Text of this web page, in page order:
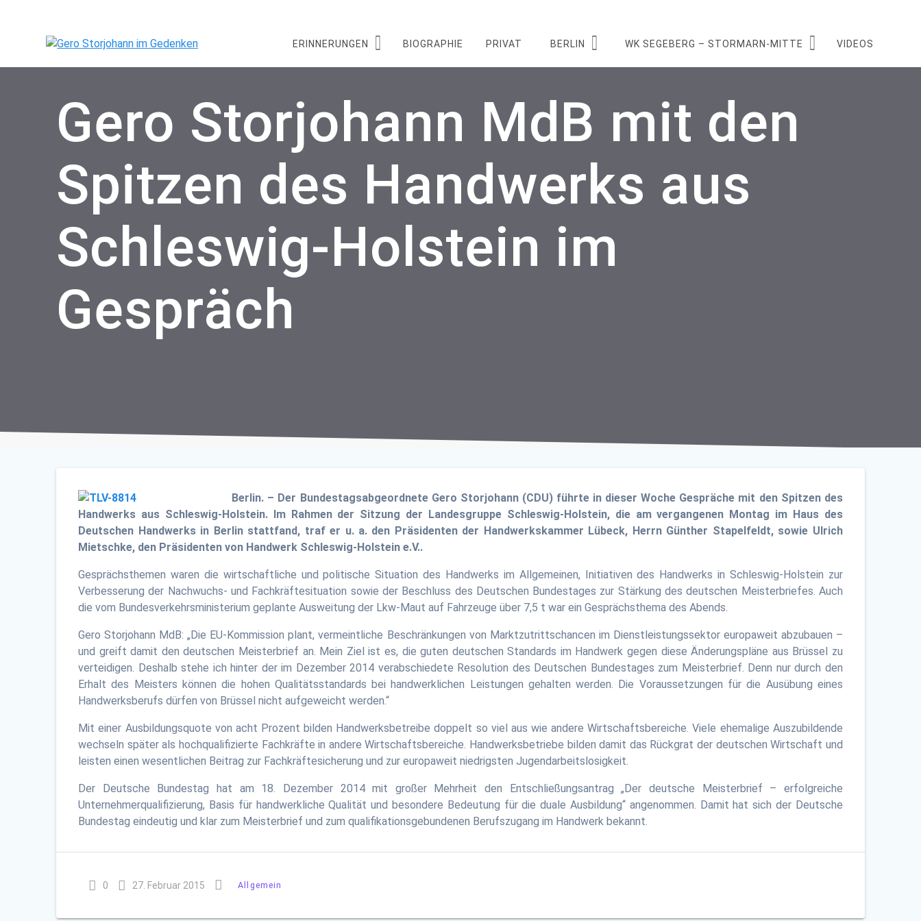
ERINNERUNGEN BIOGRAPHIE PRIVAT BERLIN WK SEGEBERG – STORMARN-MITTE VIDEOS
Gero Storjohann MdB mit den
Spitzen des Handwerks aus
Schleswig-Holstein im
Gespräch
Berlin. – Der Bundestagsabgeordnete Gero Storjohann (CDU) führte in dieser Woche Gespräche mit den Spitzen des
Handwerks aus Schleswig-Holstein. Im Rahmen der Sitzung der Landesgruppe Schleswig-Holstein, die am vergangenen Montag im Haus des
Deutschen Handwerks in Berlin stattfand, traf er u. a. den Präsidenten der Handwerkskammer Lübeck, Herrn Günther Stapelfeldt, sowie Ulrich
Mietschke, den Präsidenten von Handwerk Schleswig-Holstein e.V..
Gesprächsthemen waren die wirtschaftliche und politische Situation des Handwerks im Allgemeinen, Initiativen des Handwerks in Schleswig-Holstein zur
Verbesserung der Nachwuchs- und Fachkräftesituation sowie der Beschluss des Deutschen Bundestages zur Stärkung des deutschen Meisterbriefes. Auch
die vom Bundesverkehrsministerium geplante Ausweitung der Lkw-Maut auf Fahrzeuge über 7,5 t war ein Gesprächsthema des Abends.
Gero Storjohann MdB: „Die EU-Kommission plant, vermeintliche Beschränkungen von Marktzutrittschancen im Dienstleistungssektor europaweit abzubauen –
und greift damit den deutschen Meisterbrief an. Mein Ziel ist es, die guten deutschen Standards im Handwerk gegen diese Änderungspläne aus Brüssel zu
verteidigen. Deshalb stehe ich hinter der im Dezember 2014 verabschiedete Resolution des Deutschen Bundestages zum Meisterbrief. Denn nur durch den
Erhalt des Meisters können die hohen Qualitätsstandards bei handwerklichen Leistungen gehalten werden. Die Voraussetzungen für die Ausübung eines
Handwerksberufs dürfen von Brüssel nicht aufgeweicht werden.“
Mit einer Ausbildungsquote von acht Prozent bilden Handwerksbetreibe doppelt so viel aus wie andere Wirtschaftsbereiche. Viele ehemalige Auszubildende
wechseln später als hochqualifizierte Fachkräfte in andere Wirtschaftsbereiche. Handwerksbetriebe bilden damit das Rückgrat der deutschen Wirtschaft und
leisten einen wesentlichen Beitrag zur Fachkräftesicherung und zur europaweit niedrigsten Jugendarbeitslosigkeit.
Der Deutsche Bundestag hat am 18. Dezember 2014 mit großer Mehrheit den Entschließungsantrag „Der deutsche Meisterbrief – erfolgreiche
Unternehmerqualifizierung, Basis für handwerkliche Qualität und besondere Bedeutung für die duale Ausbildung“ angenommen. Damit hat sich der Deutsche
Bundestag eindeutig und klar zum Meisterbrief und zum qualifikationsgebundenen Berufszugang im Handwerk bekannt.
0 27. Februar 2015 Allgemein